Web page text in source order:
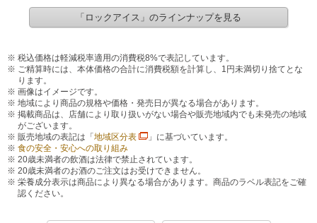
「ロックアイス」のラインナップを見る
税込価格は軽減税率適用の消費税8%で表記しています。
ご精算時には、本体価格の合計に消費税額を計算し、1円未満切り捨てとな
ります。
画像はイメージです。
地域により商品の規格や価格・発売日が異なる場合があります。
掲載商品は、店舗により取り扱いがない場合や販売地域内でも未発売の地域
がございます。
販売地域の表記は「 地域区分表
」に基づいています。
食の安全・安心への取り組み
20歳未満者の飲酒は法律で禁止されています。
20歳未満者のお酒のご注文はお受けできません。
栄養成分表示は商品により異なる場合があります。商品のラベル表記をご確
認ください。